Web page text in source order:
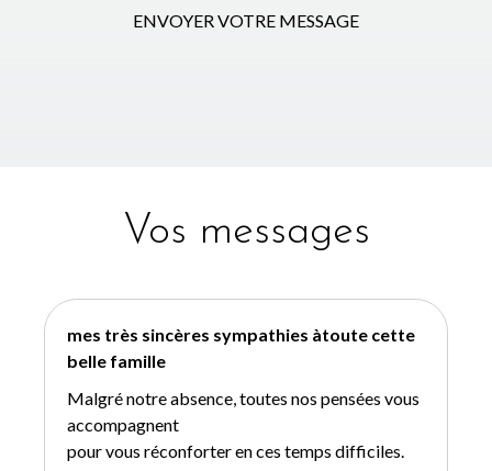
ENVOYER VOTRE MESSAGE
Vos messages
mes très sincères sympathies àtoute cette
belle famille
Malgré notre absence, toutes nos pensées vous
accompagnent
pour vous réconforter en ces temps difficiles.